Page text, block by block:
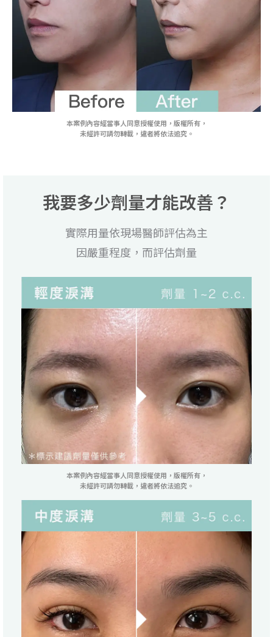
本案例內容經當事人同意授權使用，版權所有，
未經許可請勿轉載，違者將依法追究。
我要多少劑量才能改善？
實際用量依現場醫師評估為主
因嚴重程度，而評估劑量
本案例內容經當事人同意授權使用，版權所有，
未經許可請勿轉載，違者將依法追究。